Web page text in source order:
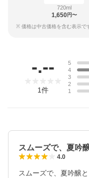
720ml
1,650円〜
※ 価格は中古価格を含む表示で
-.--
1件
5
4
3
2
1
スムーズで、夏吟
4.0
スムーズで、夏吟醸